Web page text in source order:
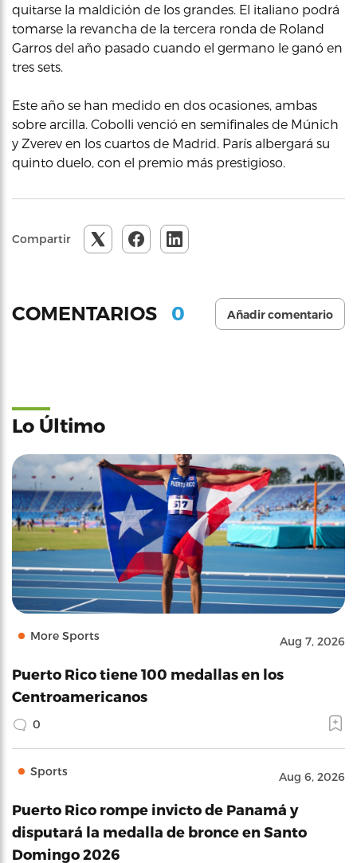
quitarse la maldición de los grandes. El italiano podrá
tomarse la revancha de la tercera ronda de Roland
Garros del año pasado cuando el germano le ganó en
tres sets.
Este año se han medido en dos ocasiones, ambas
sobre arcilla. Cobolli venció en semifinales de Múnich
y Zverev en los cuartos de Madrid. París albergará su
quinto duelo, con el premio más prestigioso.
Compartir
COMENTARIOS 0 Añadir comentario
Lo Último
More Sports Aug 7, 2026
Puerto Rico tiene 100 medallas en los
Centroamericanos
0
Sports Aug 6, 2026
Puerto Rico rompe invicto de Panamá y
disputará la medalla de bronce en Santo
Domingo 2026